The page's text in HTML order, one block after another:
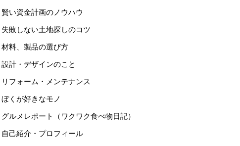
賢い資金計画のノウハウ
失敗しない土地探しのコツ
材料、製品の選び方
設計・デザインのこと
リフォーム・メンテナンス
ぼくが好きなモノ
グルメレポート（ワクワク食べ物日記）
自己紹介・プロフィール